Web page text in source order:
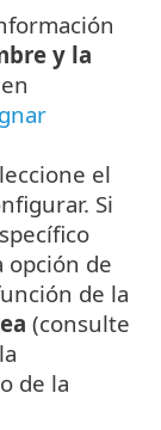
y la
el
Si
opción de
de la
(consulte
de la